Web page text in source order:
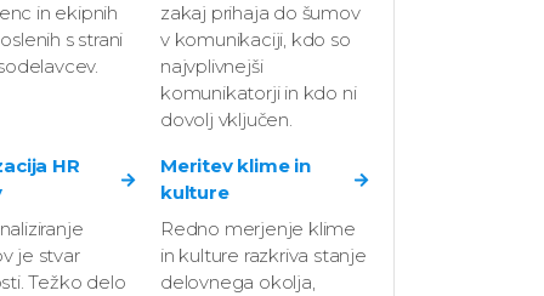
in ekipnih
s strani
zakaj prihaja do šumov
v komunikaciji, kdo so
najvplivnejši
komunikatorji in kdo ni
dovolj vključen.
HR
je stvar
Težko delo
Meritev klime in
kulture
Redno merjenje klime
in kulture razkriva stanje
delovnega okolja,
up: Kako v
negotovih časih
izboljšati vzdušje in
ohraniti zavzetost v
ekipi?